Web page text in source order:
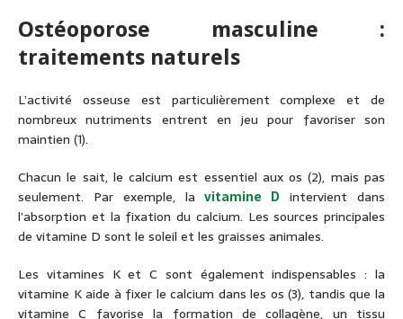
Ostéoporose masculine :
traitements naturels
L’activité osseuse est particulièrement complexe et de
nombreux nutriments entrent en jeu pour favoriser son
maintien (1).
Chacun le sait, le calcium est essentiel aux os (2), mais pas
seulement. Par exemple, lavitamine D intervient dans
l’absorption et la fixation du calcium. Les sources principales
de vitamine D sont le soleil et les graisses animales.
Les vitamines K et C sont également indispensables : la
vitamine K aide à fixer le calcium dans les os (3), tandis que la
vitamine C favorise la formation de collagène, un tissu